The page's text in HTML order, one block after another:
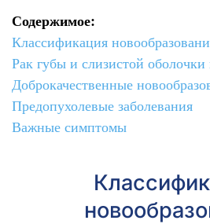
Содержимое:
Классификация
Рак губы и слизистой оболочки
Доброкачественные
Предопухолевые заболевания
Важные симптомы